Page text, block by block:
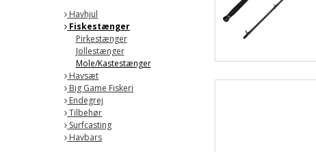
Havhjul
Fiskestænger
Pirkestænger
Jollestænger
Mole/Kastestænger
Havsæt
Big Game Fiskeri
Endegrej
Tilbehør
Surfcasting
Havbars